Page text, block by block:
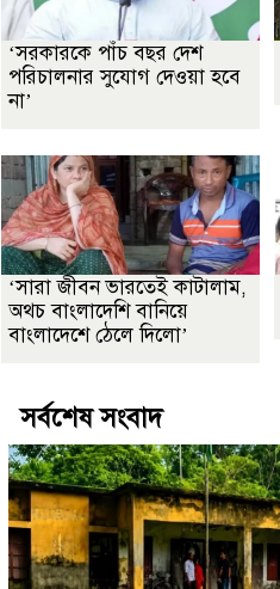
‘সরকারকে পাঁচ বছর দেশ
পরিচালনার সুযোগ দেওয়া হবে
না’
‘সারা জীবন ভারতেই কাটালাম,
অথচ বাংলাদেশি বানিয়ে
বাংলাদেশে ঠেলে দিলো’
সর্বশেষ সংবাদ